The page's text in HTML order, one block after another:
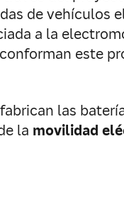
de vehículos
a la
este
las
la movilidad